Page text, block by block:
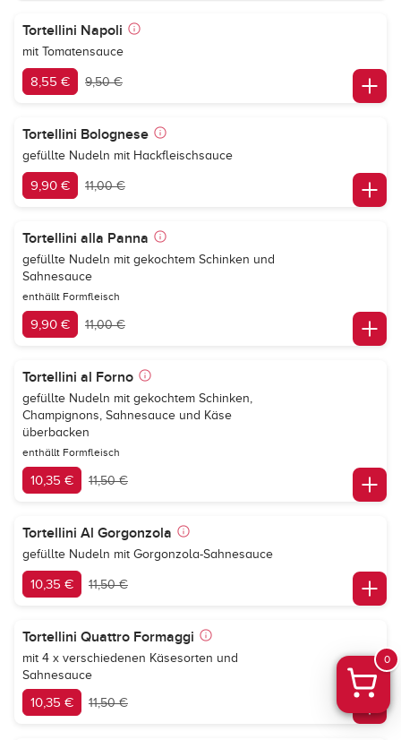
Tortellini Napoli
mit Tomatensauce
8,55 € 9,50 €
Tortellini Bolognese
gefüllte Nudeln mit Hackfleischsauce
9,90 € 11,00 €
Tortellini alla Panna
gefüllte Nudeln mit gekochtem Schinken und
Sahnesauce
enthällt Formfleisch
9,90 € 11,00 €
Tortellini al Forno
gefüllte Nudeln mit gekochtem Schinken,
Champignons, Sahnesauce und Käse
überbacken
enthällt Formfleisch
10,35 € 11,50 €
Tortellini Al Gorgonzola
gefüllte Nudeln mit Gorgonzola-Sahnesauce
10,35 € 11,50 €
Tortellini Quattro Formaggi
mit 4 x verschiedenen Käsesorten und
Sahnesauce
10,35 € 11,50 €
0